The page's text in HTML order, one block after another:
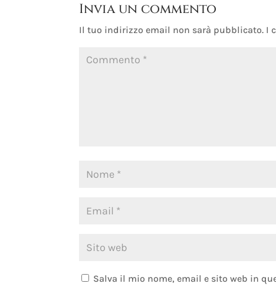
Invia un commento
Il tuo indirizzo email non sarà pubblicato. I
Salva il mio nome, email e sito web in